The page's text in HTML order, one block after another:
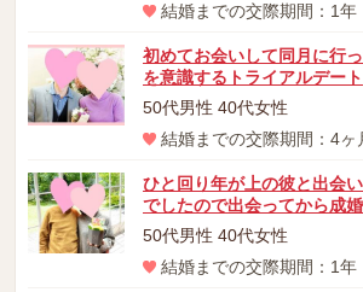
結婚までの交際期間：1年
初めてお会いして同月に行
を意識するトライアルデート
50代男性 40代女性
結婚までの交際期間：4ヶ
ひと回り年が上の彼と出会
でしたので出会ってから成
50代男性 40代女性
結婚までの交際期間：1年